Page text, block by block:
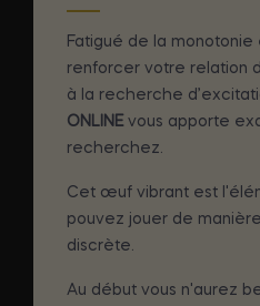
Fatigué de la
renforcer votre relation
à la recherche
ONLINE vous apporte
recherchez.
Cet œuf vibrant est
pouvez jouer de
discrète.
Au début vous n'aurez